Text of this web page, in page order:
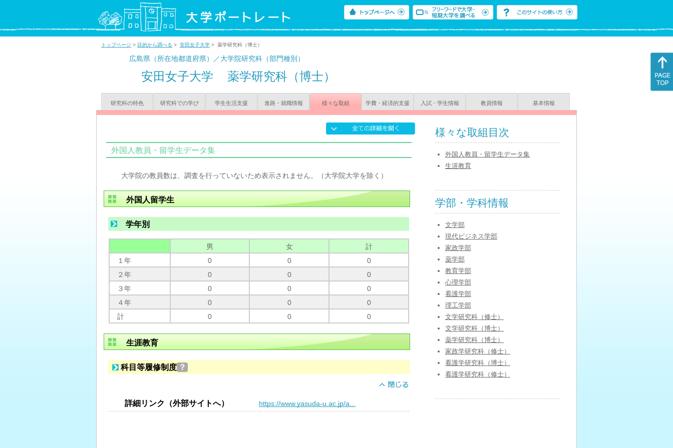
トップページ > 目的から調べる > 安田女子大学 > 薬学研究科（博士）
広島県（所在地都道府県）／大学院研究科（部門種別）
安田女子大学 薬学研究科（博士）
研究科の特色 研究科での学び 学生生活支援 進路・就職情報 様々な取組 学費・経済的支援 入試・学生情報 教員情報 基本情報
外国人教員・留学生データ集
大学院の教員数は、調査を行っていないため表示されません。（大学院大学を除く）
外国人留学生
学年別
男 女
計
１年
0 0
0
２年
0 0
0
３年
0 0
0
４年
0 0
0
計
0 0 0
生涯教育
科目等履修制度 ？
詳細リンク（外部サイトへ） https://www.yasuda-u.ac.jp/a...
様々な取組目次
外国人教員・留学生データ集
生涯教育
学部・学科情報
文学部
現代ビジネス学部
家政学部
薬学部
教育学部
心理学部
看護学部
理工学部
文学研究科（修士）
文学研究科（博士）
薬学研究科（博士）
家政学研究科（修士）
看護学研究科（博士）
看護学研究科（修士）